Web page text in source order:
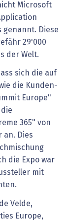
Microsoft
genannt. Diese
29'000
der Welt.
sich die auf
die Kunden-
Europe"
365" von
an. Dies
die Expo war
mit
Velde,
Europe,